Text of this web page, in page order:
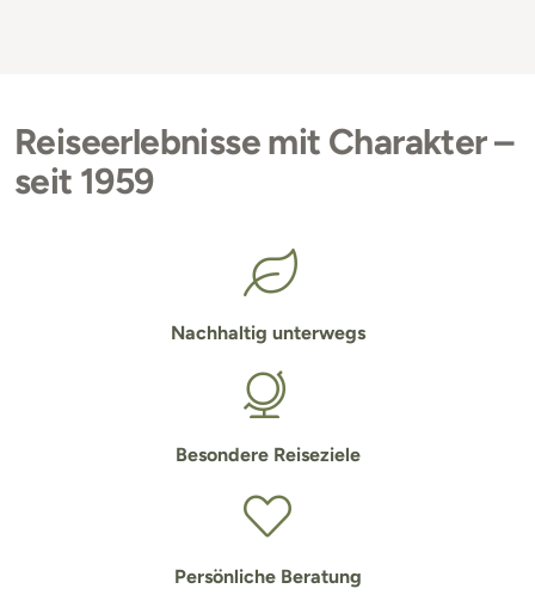
Reiseerlebnisse mit Charakter –
seit 1959
Nachhaltig unterwegs
Besondere Reiseziele
Persönliche Beratung